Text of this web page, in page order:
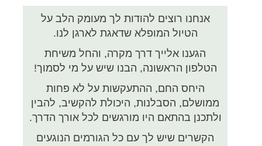
אנחנו רוצים להודות לך מעומק הלב על
הטיול המופלא שדאגת לארגן לנו.
הגענו אלייך דרך מקרה, והחל משיחת
הטלפון הראשונה, הבנו שיש על מי לסמוך!
היחס החם, ההתעקשות על לא פחות
ממושלם, הסבלנות, היכולת להקשיב, להבין
ולתכנן בהתאם היו מורגשים לכל אורך הדרך.
הקשרים שיש לך עם כל הגורמים הנוגעים